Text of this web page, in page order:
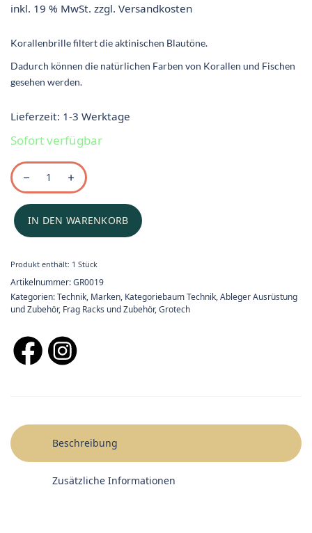
inkl. 19 % MwSt. zzgl.Versandkosten
Korallenbrille filtert die aktinischen Blautöne.
Dadurch können die natürlichen Farben von Korallen und Fischen
gesehen werden.
Lieferzeit: 1-3 Werktage
Sofort verfügbar
IN DEN WARENKORB
Produkt enthält: 1Stück
Artikelnummer:GR0019
Kategorien:Technik, Marken, Kategoriebaum Technik,Ableger Ausrüstung
und Zubehör, Frag Racks und Zubehör,Grotech
Beschreibung
Zusätzliche Informationen